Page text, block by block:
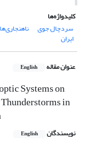
کلیدواژه‌ها
سردچال جوی
ایران
عنوان مقاله English
Systems on
in
نویسندگان English